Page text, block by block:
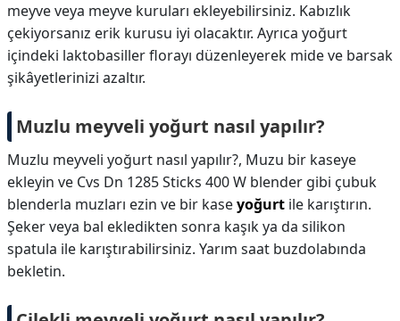
meyve veya meyve kuruları ekleyebilirsiniz. Kabızlık
çekiyorsanız erik kurusu iyi olacaktır. Ayrıca yoğurt
içindeki laktobasiller florayı düzenleyerek mide ve barsak
şikâyetlerinizi azaltır.
Muzlu meyveli yoğurt nasıl yapılır?
Muzlu meyveli yoğurt nasıl yapılır?, Muzu bir kaseye
ekleyin ve Cvs Dn 1285 Sticks 400 W blender gibi çubuk
blenderla muzları ezin ve bir kaseyoğurt ile karıştırın.
Şeker veya bal ekledikten sonra kaşık ya da silikon
spatula ile karıştırabilirsiniz. Yarım saat buzdolabında
bekletin.